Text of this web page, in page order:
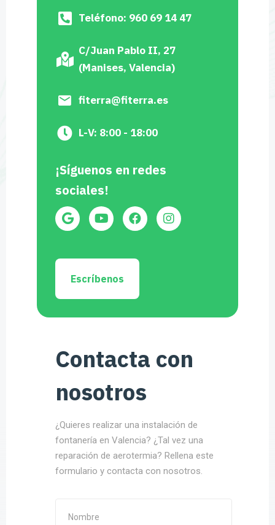
Teléfono: 960 69 14 47
C/Juan Pablo II, 27
(Manises, Valencia)
fiterra@fiterra.es
L-V: 8:00 - 18:00
¡Síguenos en redes
sociales!
Escríbenos
Contacta con
nosotros
¿Quieres realizar una instalación de
fontanería en Valencia? ¿Tal vez una
reparación de aerotermia? Rellena este
formulario y contacta con nosotros.